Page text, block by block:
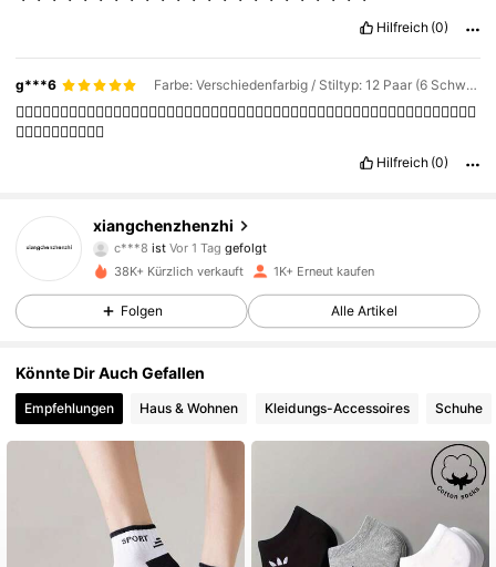
Hilfreich (0)
g***6 Farbe: Verschiedenfarbig / Stiltyp: 12 Paar (6 Schwarz + 6 Weiß) / Größe: 41-46
👍🏻👍🏻👍🏻👍🏻👍🏻👍🏻👍🏻👍🏻👍🏻👍🏻👍🏻👍🏻👍🏻👍🏻👍🏻👍🏻👍🏻👍🏻👍🏻👍🏻👍🏻👍🏻👍🏻👍🏻👍🏻👍🏻
👍🏻👍🏻👍🏻👍🏻👍🏻
Hilfreich (0)
xiangchenzhenzhi
c***8istVor 1 Taggefolgt
r***zist am Durchsuchen
4,78
219 Follower
4,78 219 Follower
38K+ Kürzlich verkauft 1K+ Erneut kaufen
Folgen Alle Artikel
Könnte Dir Auch Gefallen
Empfehlungen Haus & Wohnen Kleidungs-Accessoires Schuhe